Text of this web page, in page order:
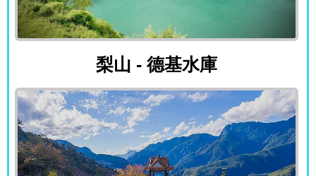
梨山 - 德基水庫
梨山 - 德基水庫